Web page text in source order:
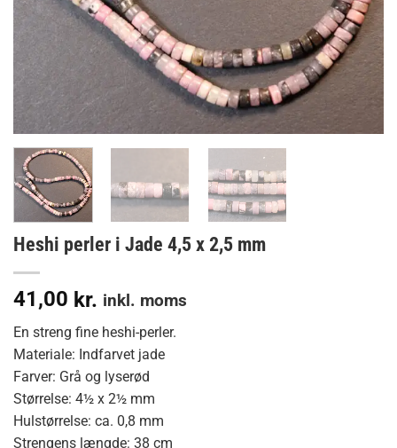
Heshi perler i Jade 4,5 x 2,5 mm
41,00 kr. inkl. moms
En streng fine heshi-perler.
Materiale: Indfarvet jade
Farver: Grå og lyserød
Størrelse: 4½ x 2½ mm
Hulstørrelse: ca. 0,8 mm
Strengens længde: 38 cm